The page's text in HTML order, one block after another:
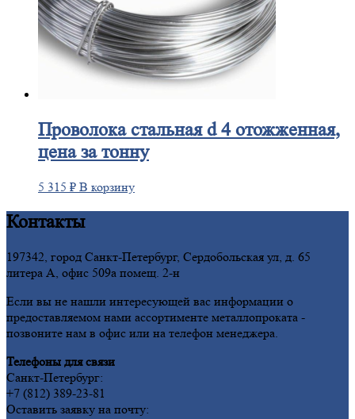
Проволокастальная d 4 отожженная,
цена за тонну
5 315 ₽ В корзину
Контакты
197342, город Санкт-Петербург, Сердобольская ул, д. 65
литера А, офис 509а помещ. 2-н
Если вы не нашли интересующей вас информации о
предоставляемом нами ассортименте металлопроката -
позвоните нам в офис или на телефон менеджера.
Телефоны для связи
Санкт-Петербург:
+7 (812) 389-23-81
Оставить заявку на почту: